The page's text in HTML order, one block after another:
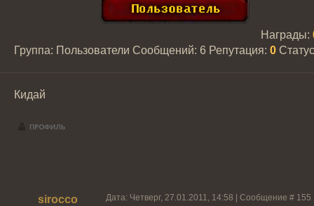
Группа: Пользователи Сообщений: 6
Награды:
Репутация: 0
Кидай
sirocco Дата: Четверг, 27.01.2011, 14:58 | Сообщение # 155